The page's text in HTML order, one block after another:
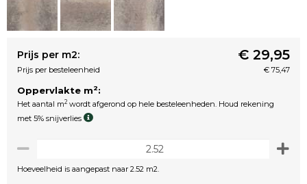
Prijs per m2: € 29,95
Prijs per besteleenheid € 75,47
Oppervlakte m2:
Het aantal m2 wordt afgerond op hele besteleenheden. Houd rekening
met 5% snijverlies
Hoeveelheid is aangepast naar 2.52 m2.